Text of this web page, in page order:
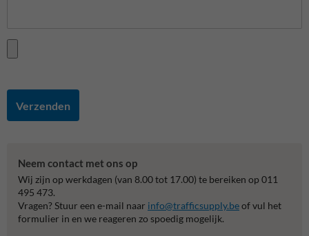
Verzenden
Neem contact met ons op
Wij zijn op werkdagen (van 8.00 tot 17.00) te bereiken op 011
495 473.
Vragen? Stuur een e-mail naar info@trafficsupply.beof vul het
formulier in en we reageren zo spoedig mogelijk.